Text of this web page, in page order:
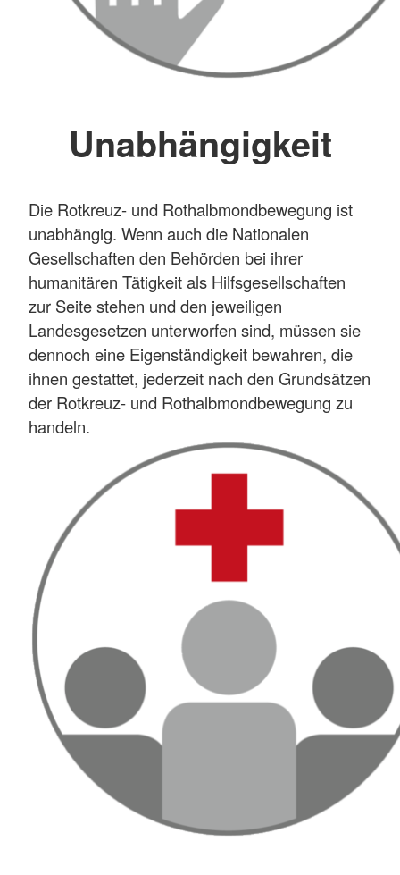
Unabhängigkeit
Die Rotkreuz- und Rothalbmondbewegung ist
unabhängig. Wenn auch die Nationalen
Gesellschaften den Behörden bei ihrer
humanitären Tätigkeit als Hilfsgesellschaften
zur Seite stehen und den jeweiligen
Landesgesetzen unterworfen sind, müssen sie
dennoch eine Eigenständigkeit bewahren, die
ihnen gestattet, jederzeit nach den Grundsätzen
der Rotkreuz- und Rothalbmondbewegung zu
handeln.